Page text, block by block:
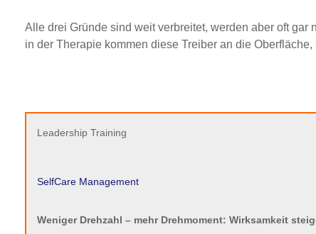
Alle drei Gründe sind weit verbreitet, werden aber oft
in der Therapie kommen diese Treiber an die
Leadership Training
SelfCare Management
Weniger Drehzahl – mehr Drehmoment: Wirksamkeit